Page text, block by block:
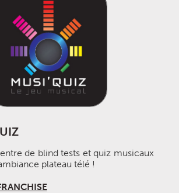
de blind tests et quiz musicaux
plateau télé !